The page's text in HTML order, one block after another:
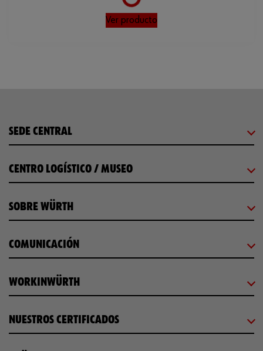
Ver producto
SEDE CENTRAL
CENTRO LOGÍSTICO / MUSEO
SOBRE WÜRTH
COMUNICACIÓN
WORKINWÜRTH
NUESTROS CERTIFICADOS